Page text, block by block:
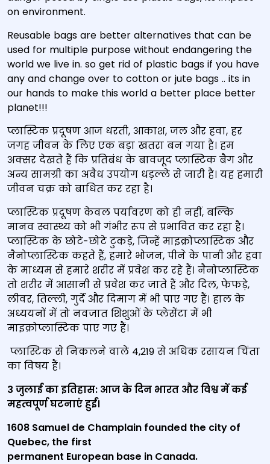
on environment.
Reusable bags are better alternatives that can be
used for multiple purpose without endangering the
world we live in. so get rid of plastic bags if you have
any and change over to cotton or jute bags .. its in
our hands to make this world a better place better
planet!!!
प्लास्टिक प्रदूषण आज धरती, आकाश, जल और हवा, हर
जगह जीवन के लिए एक बड़ा खतरा बन गया है। हम
अक्सर देखते हैं कि प्रतिबंध के बावजूद प्लास्टिक बैग और
अन्य सामग्री का अवैध उपयोग धड़ल्ले से जारी है। यह हमारी
जीवन चक्र को बाधित कर रहा है।
प्लास्टिक प्रदूषण केवल पर्यावरण को ही नहीं, बल्कि
मानव स्वास्थ्य को भी गंभीर रूप से प्रभावित कर रहा है।
प्लास्टिक के छोटे-छोटे टुकड़े, जिन्हें माइक्रोप्लास्टिक और
नैनोप्लास्टिक कहते हैं, हमारे भोजन, पीने के पानी और हवा
के माध्यम से हमारे शरीर में प्रवेश कर रहे हैं। नैनोप्लास्टिक
तो शरीर में आसानी से प्रवेश कर जाते हैं और दिल, फेफड़े,
लीवर, तिल्ली, गुर्दे और दिमाग में भी पाए गए हैं। हाल के
अध्ययनों में तो नवजात शिशुओं के प्लेसेंटा में भी
माइक्रोप्लास्टिक पाए गए हैं।
प्लास्टिक से निकलने वाले 4,219 से अधिक रसायन चिंता
का विषय हैं।
3 जुलाई का इतिहास: आज के दिन भारत और विश्व में कई
महत्वपूर्ण घटनाएं हुईं।
1608 Samuel de Champlain founded the city of
Quebec, the first
permanent European base in Canada.